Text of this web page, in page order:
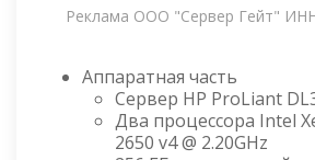
Реклама ООО "Сервер Гейт"
Аппаратная часть
Сервер HP ProLiant
Два процессора Intel
2650 v4 @ 2.20GHz